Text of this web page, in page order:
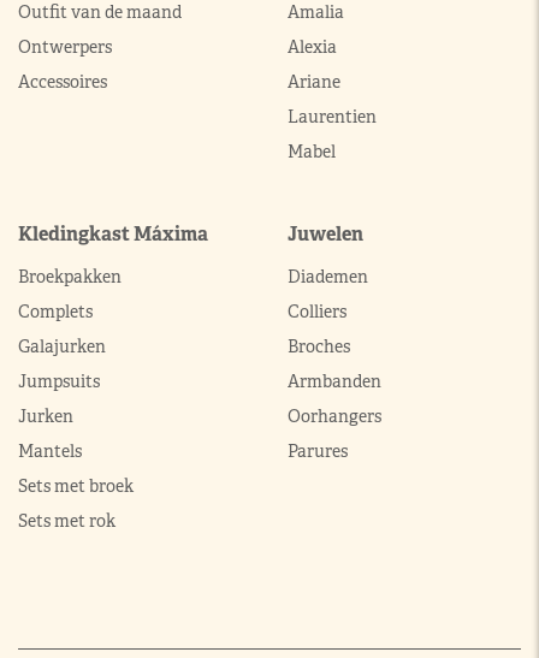
Outfit van de maand
Ontwerpers
Accessoires
Amalia
Alexia
Ariane
Laurentien
Mabel
Kledingkast Máxima
Broekpakken
Complets
Galajurken
Jumpsuits
Jurken
Mantels
Sets met broek
Sets met rok
Juwelen
Diademen
Colliers
Broches
Armbanden
Oorhangers
Parures